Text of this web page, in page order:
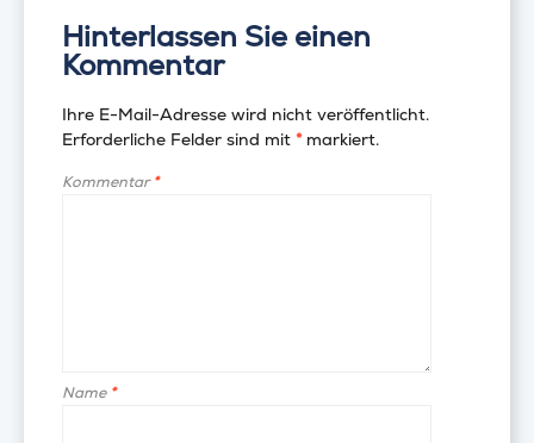
Hinterlassen Sie einen
Kommentar
Ihre E-Mail-Adresse wird nicht veröffentlicht.
Erforderliche Felder sind mit *markiert.
Kommentar*
Name *